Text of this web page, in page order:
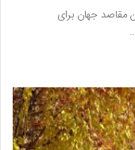
از جذاب‌ترین مقاصد جهان برای